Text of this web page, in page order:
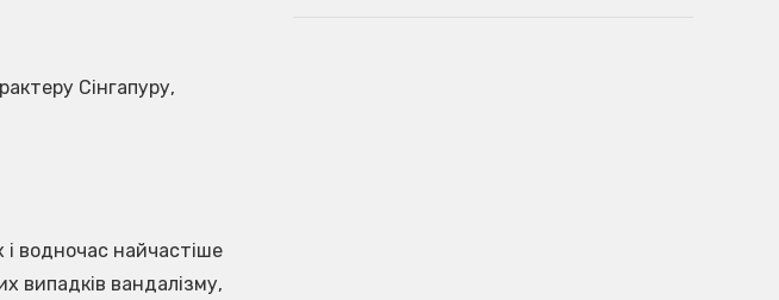
Сінгапуру,
водночас найчастіше
випадків вандалізму,